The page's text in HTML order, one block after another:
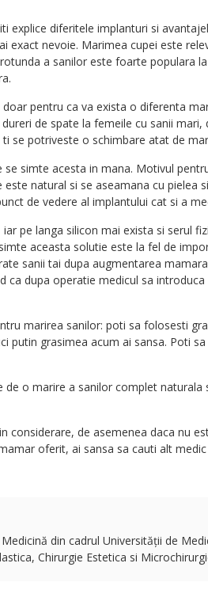
explice diferitele implanturi si
exact nevoie. Marimea cupei este
a sanilor este foarte populara
pentru ca va exista o diferenta
de spate la femeile cu sanii mari,
se potriveste o schimbare atat de
simte acesta in mana. Motivul
natural si se aseamana cu pielea
de vedere al implantului cat si a
pe langa silicon mai exista si serul
aceasta solutie este la fel de
sanii tai dupa augmentarea
dupa operatie medicul sa
marirea sanilor: poti sa folosesti
putin grasimea acum ai sansa. Poti
o marire a sanilor complet naturala
considerare, de asemenea daca nu
oferit, ai sansa sa cauti alt
din cadrul Universității de
Chirurgie Estetica si